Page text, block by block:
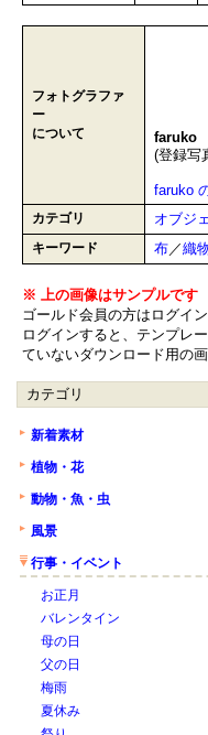
フォトグラファ
ー
について
faruko
(登録写
faruko
カテゴリ オブジ
キーワード 布／織
※ 上の画像はサンプルです
ゴールド会員の方はログイン
ログインすると、テンプレ
ていないダウンロード用の
カテゴリ
新着素材
植物・花
動物・魚・虫
風景
行事・イベント
お正月
バレンタイン
母の日
父の日
梅雨
夏休み